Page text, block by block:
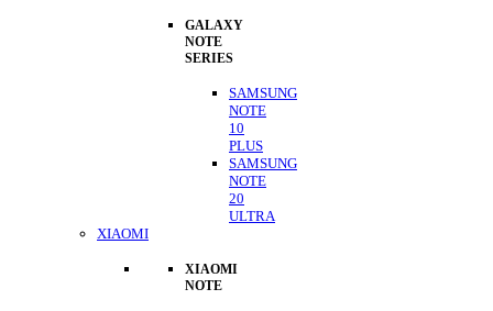
GALAXY
NOTE
SERIES
SAMSUNG
NOTE
10
PLUS
SAMSUNG
NOTE
20
ULTRA
XIAOMI
XIAOMI
NOTE